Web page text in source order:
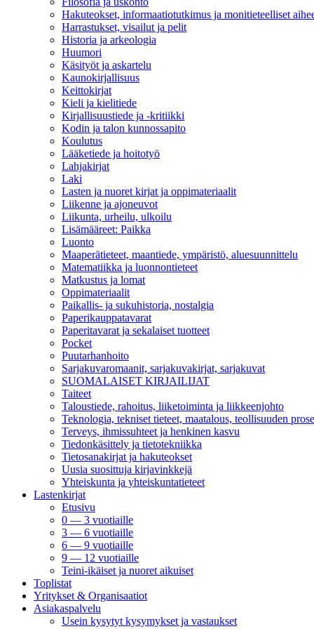
Hakuteokset, informaatiotutkimus ja monitieteelliset
Harrastukset, visailut ja pelit
Historia ja arkeologia
Huumori
Käsityöt ja askartelu
Kaunokirjallisuus
Keittokirjat
Kieli ja kielitiede
Kirjallisuustiede ja -kritiikki
Kodin ja talon kunnossapito
Koulutus
Lääketiede ja hoitotyö
Lahjakirjat
Laki
Lasten ja nuoret kirjat ja oppimateriaalit
Liikenne ja ajoneuvot
Liikunta, urheilu, ulkoilu
Lisämääreet: Paikka
Luonto
Maaperätieteet, maantiede, ympäristö, aluesuunnittelu
Matematiikka ja luonnontieteet
Matkustus ja lomat
Oppimateriaalit
Paikallis- ja sukuhistoria, nostalgia
Paperikauppatavarat
Paperitavarat ja sekalaiset tuotteet
Pocket
Puutarhanhoito
Sarjakuvaromaanit, sarjakuvakirjat, sarjakuvat
SUOMALAISET KIRJAILIJAT
Taiteet
Taloustiede, rahoitus, liiketoiminta ja liikkeenjohto
Teknologia, tekniset tieteet, maatalous, teollisuuden
Terveys, ihmissuhteet ja henkinen kasvu
Tiedonkäsittely ja tietotekniikka
Tietosanakirjat ja hakuteokset
Uusia suosittuja kirjavinkkejä
Yhteiskunta ja yhteiskuntatieteet
Lastenkirjat
Etusivu
0 — 3 vuotiaille
3 — 6 vuotiaille
6 — 9 vuotiaille
9 — 12 vuotiaille
Teini-ikäiset ja nuoret aikuiset
Toplistat
Yritykset & Organisaatiot
Asiakaspalvelu
Usein kysytyt kysymykset ja vastaukset